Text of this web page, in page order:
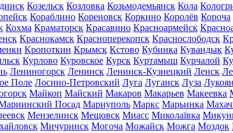
Козельск Козловка Козьмодемьянск Кола
Кораблино Кореновск Коркино Королёв Короча
Кохма Краматорск Красавино Красноармейск
Краснокамск Красноперекопск Краснослободск
Кропоткин Крымск Кстово Кубинка Кувандык
Курлово Куровское Курск Куртамыш Курчалой
Лениногорск Ленинск Ленинск-Кузнецкий Ленск
Поле Лосино-Петровский Луга Луганск Луза
Майкоп Майский Макаров Макарьев Макеевка
Посад Мариуполь Маркс Марьинка
Мензелинск Мещовск Миасс Миколаївка
Мичуринск Могоча Можайск Можга Моздок